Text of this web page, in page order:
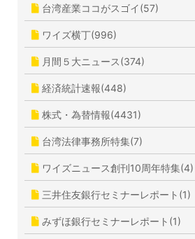
台湾産業ココがスゴイ(57)
ワイズ横丁(996)
月間５大ニュース(374)
経済統計速報(448)
株式・為替情報(4431)
台湾法律事務所特集(7)
ワイズニュース創刊10周年特集(4)
三井住友銀行セミナーレポート(1)
みずほ銀行セミナーレポート(1)